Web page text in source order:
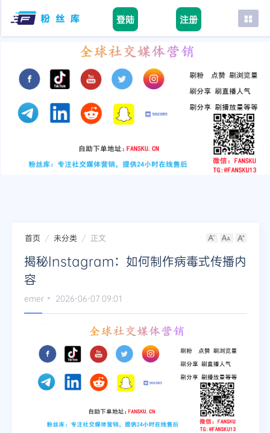
登陆 注册
首页
tiktok
youtube
instagram
首页 未分类 正文
揭秘Instagram：如何制作病毒式传播内
容
emer 2026-06-07 09:01